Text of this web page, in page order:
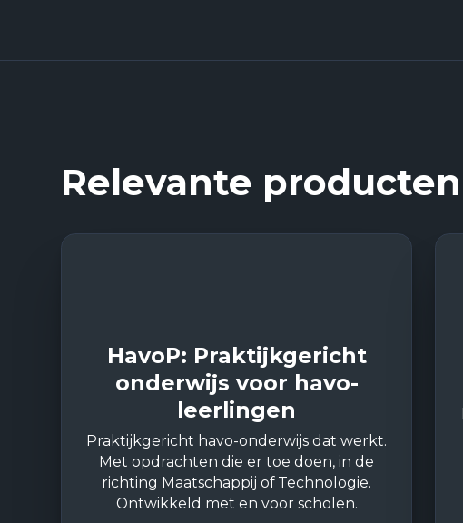
Relevante producten
HavoP: Praktijkgericht
onderwijs voor havo-
leerlingen
Praktijkgericht havo-onderwijs dat werkt.
Met opdrachten die er toe doen, in de
richting Maatschappij of Technologie.
Ontwikkeld met en voor scholen.